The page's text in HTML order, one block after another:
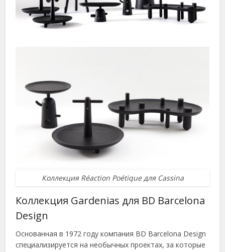
Коллекция Réaction Poétique для Cassina
Коллекция Gardenias для BD Barcelona
Design
Основанная в 1972 году компания BD Barcelona Design
специализируется на необычных проектах, за которые